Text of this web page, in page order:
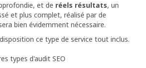
et de réels résultats, un
et plus complet, réalisé par de
bien évidemment nécessaire.
ce type de service tout inclus.
types d'audit SEO